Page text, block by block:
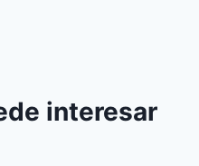
interesar